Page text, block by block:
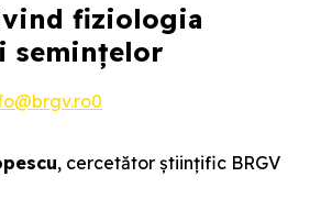
fiziologia
semințelor
0
, cercetător științific BRGV